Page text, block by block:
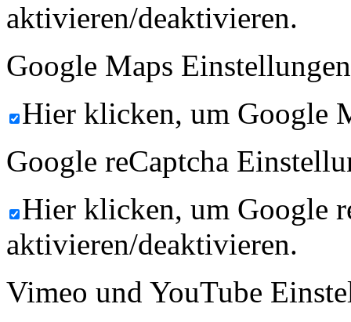
aktivieren/deaktivieren.
Google Maps
Hier klicken, um Google
Google reCaptcha
Hier klicken, um Google
aktivieren/deaktivieren.
Vimeo und YouTube